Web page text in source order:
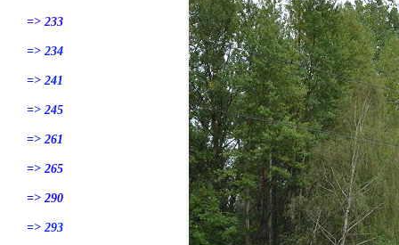
=> 233
=> 234
=> 241
=> 245
=> 261
=> 265
=> 290
=> 293